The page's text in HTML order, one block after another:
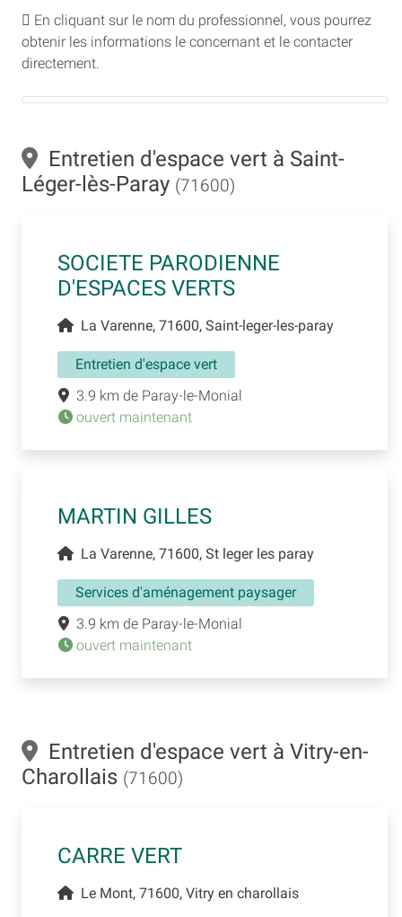
En cliquant sur le nom du professionnel, vous pourrez
obtenir les informations le concernant et le contacter
directement.
Entretien d'espace vert à Saint-
Léger-lès-Paray (71600)
SOCIETE PARODIENNE
D'ESPACES VERTS
La Varenne, 71600, Saint-leger-les-paray
Entretien d'espace vert
3.9 km de Paray-le-Monial
ouvert maintenant
MARTIN GILLES
La Varenne, 71600, St leger les paray
Services d'aménagement paysager
3.9 km de Paray-le-Monial
ouvert maintenant
Entretien d'espace vert à Vitry-en-
Charollais (71600)
CARRE VERT
Le Mont, 71600, Vitry en charollais